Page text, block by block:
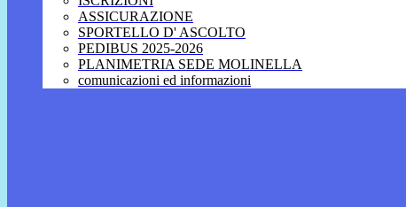
ASSICURAZIONE
SPORTELLO D' ASCOLTO
PEDIBUS 2025-2026
PLANIMETRIA SEDE MOLINELLA
comunicazioni ed informazioni